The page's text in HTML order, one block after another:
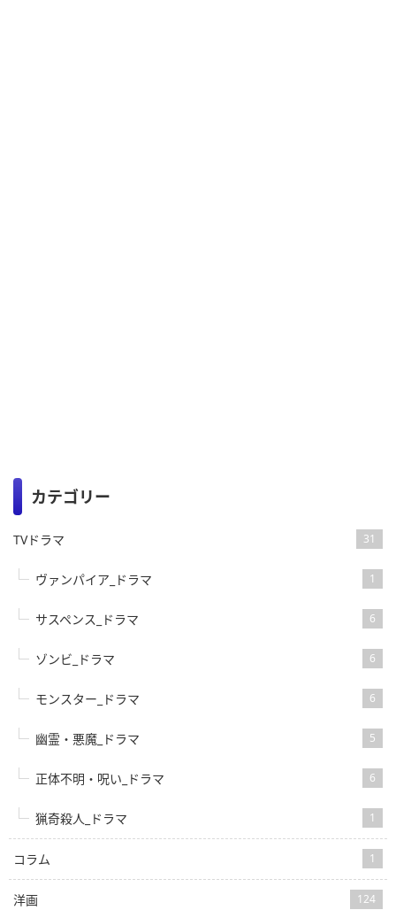
カテゴリー
TVドラマ 31
ヴァンパイア_ドラマ 1
サスペンス_ドラマ 6
ゾンビ_ドラマ 6
モンスター_ドラマ 6
幽霊・悪魔_ドラマ 5
正体不明・呪い_ドラマ 6
猟奇殺人_ドラマ 1
コラム 1
洋画 124